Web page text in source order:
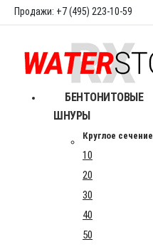
Продажи: +7 (495) 223-10-59
БЕНТОНИТОВЫЕ
ШНУРЫ
Круглое сечение
10
20
30
40
50